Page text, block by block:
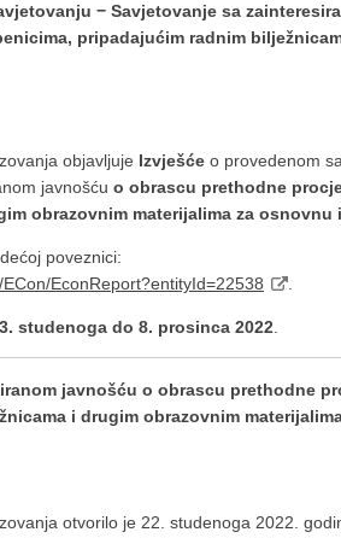
− Savjetovanje sa
pripadajućim radnim
objavljuje Izvješće o provedenom
javnošću o obrascu prethodne
obrazovnim materijalima za osnovnu
poveznici:
EconReport?entityId=22538
studenoga do 8. prosinca 2022
javnošću o obrascu prethodne
i drugim obrazovnim
otvorilo je 22. studenoga 2022.